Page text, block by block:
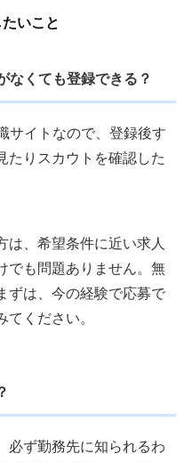
いこと
なくても登録できる？
サイトなので、登録後す
たりスカウトを確認した
は、希望条件に近い求人
でも問題ありません。無
ずは、今の経験で応募で
ください。
必ず勤務先に知られるわ